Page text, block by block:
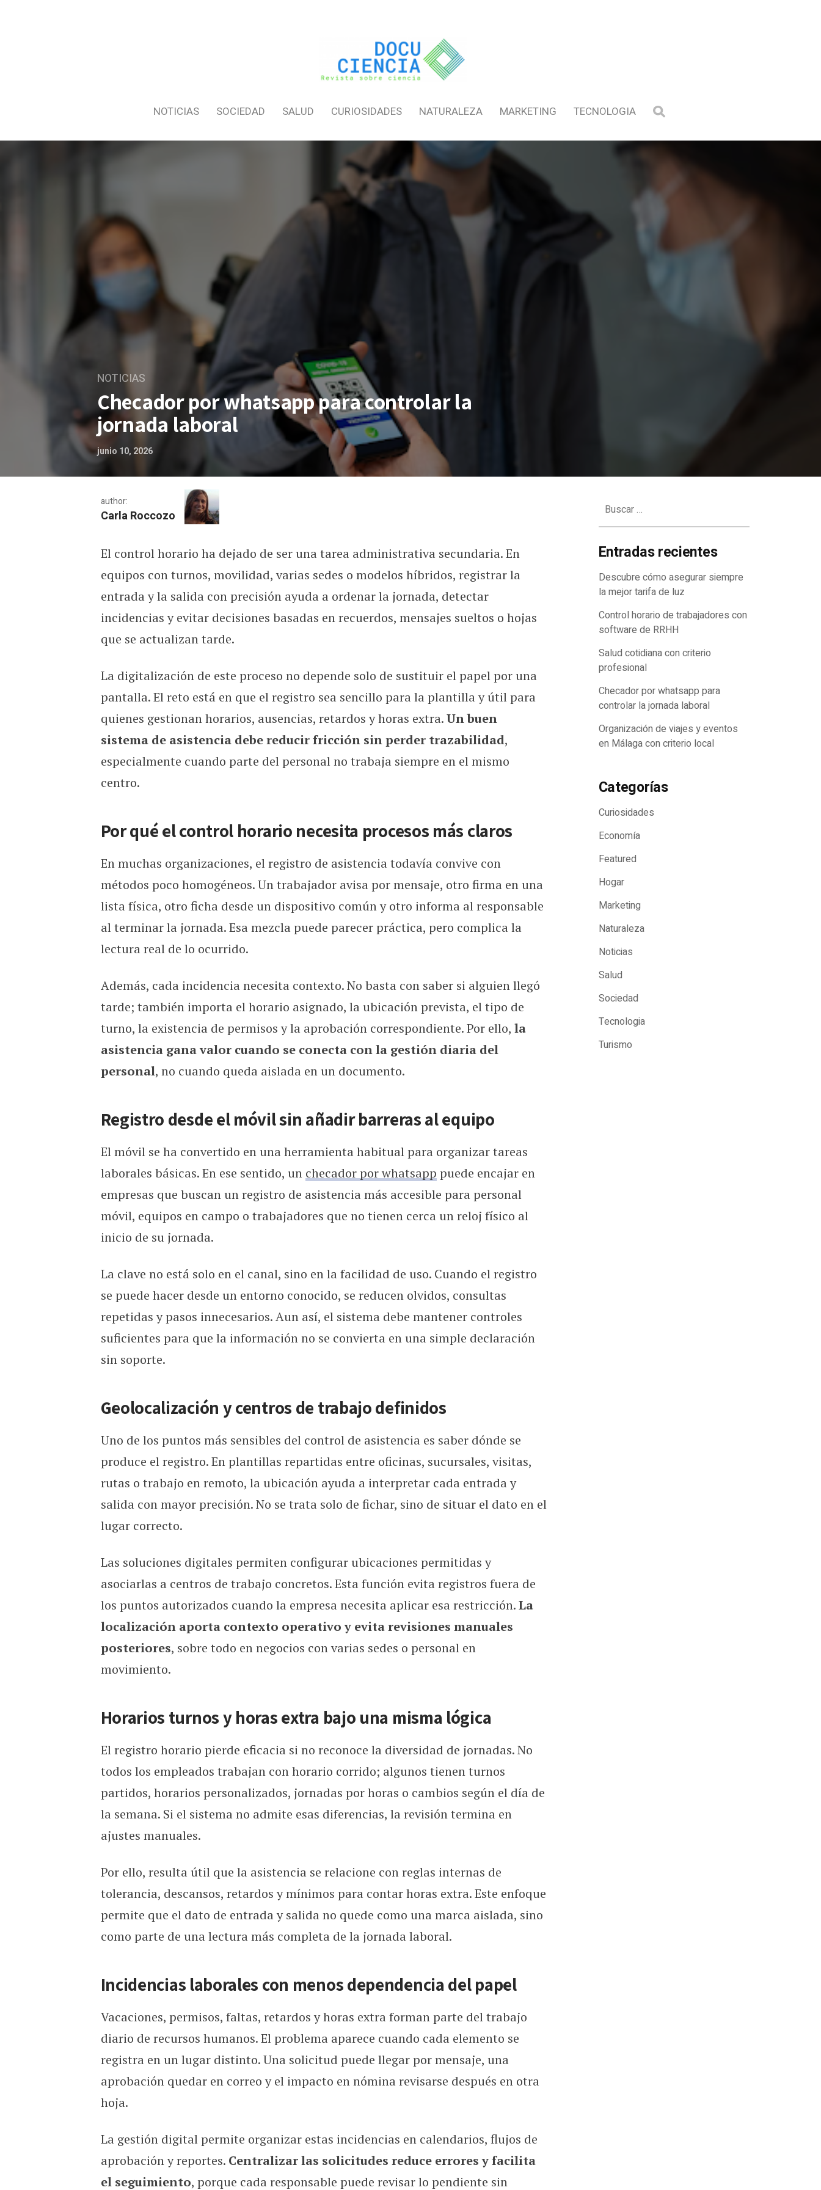
NOTICIAS SOCIEDAD SALUD CURIOSIDADES NATURALEZA MARKETING TECNOLOGIA
NOTICIAS
Checador por whatsapp para controlar la
jornada laboral
junio 10, 2026
author:
Carla Roccozo
Checador por whatsapp para controlar la jornada laboral
El control horario ha dejado de ser una tarea administrativa secundaria. En
equipos con turnos, movilidad, varias sedes o modelos híbridos, registrar la
entrada y la salida con precisión ayuda a ordenar la jornada, detectar
incidencias y evitar decisiones basadas en recuerdos, mensajes sueltos o hojas
que se actualizan tarde.
La digitalización de este proceso no depende solo de sustituir el papel por una
pantalla. El reto está en que el registro sea sencillo para la plantilla y útil para
quienes gestionan horarios, ausencias, retardos y horas extra.Un buen
sistema de asistencia debe reducir fricción sin perder trazabilidad,
especialmente cuando parte del personal no trabaja siempre en el mismo
centro.
Por qué el control horario necesita procesos más claros
En muchas organizaciones, el registro de asistencia todavía convive con
métodos poco homogéneos. Un trabajador avisa por mensaje, otro firma en una
lista física, otro ficha desde un dispositivo común y otro informa al responsable
al terminar la jornada. Esa mezcla puede parecer práctica, pero complica la
lectura real de lo ocurrido.
Además, cada incidencia necesita contexto. No basta con saber si alguien llegó
tarde; también importa el horario asignado, la ubicación prevista, el tipo de
turno, la existencia de permisos y la aprobación correspondiente. Por ello, la
asistencia gana valor cuando se conecta con la gestión diaria del
personal, no cuando queda aislada en un documento.
Registro desde el móvil sin añadir barreras al equipo
El móvil se ha convertido en una herramienta habitual para organizar tareas
laborales básicas. En ese sentido, un checador por whatsapp puede encajar en
empresas que buscan un registro de asistencia más accesible para personal
móvil, equipos en campo o trabajadores que no tienen cerca un reloj físico al
inicio de su jornada.
La clave no está solo en el canal, sino en la facilidad de uso. Cuando el registro
se puede hacer desde un entorno conocido, se reducen olvidos, consultas
repetidas y pasos innecesarios. Aun así, el sistema debe mantener controles
suficientes para que la información no se convierta en una simple declaración
sin soporte.
Geolocalización y centros de trabajo definidos
Uno de los puntos más sensibles del control de asistencia es saber dónde se
produce el registro. En plantillas repartidas entre oficinas, sucursales, visitas,
rutas o trabajo en remoto, la ubicación ayuda a interpretar cada entrada y
salida con mayor precisión. No se trata solo de fichar, sino de situar el dato en el
lugar correcto.
Las soluciones digitales permiten configurar ubicaciones permitidas y
asociarlas a centros de trabajo concretos. Esta función evita registros fuera de
los puntos autorizados cuando la empresa necesita aplicar esa restricción.La
localización aporta contexto operativo y evita revisiones manuales
posteriores, sobre todo en negocios con varias sedes o personal en
movimiento.
Horarios turnos y horas extra bajo una misma lógica
El registro horario pierde eficacia si no reconoce la diversidad de jornadas. No
todos los empleados trabajan con horario corrido; algunos tienen turnos
partidos, horarios personalizados, jornadas por horas o cambios según el día de
la semana. Si el sistema no admite esas diferencias, la revisión termina en
ajustes manuales.
Por ello, resulta útil que la asistencia se relacione con reglas internas de
tolerancia, descansos, retardos y mínimos para contar horas extra. Este enfoque
permite que el dato de entrada y salida no quede como una marca aislada, sino
como parte de una lectura más completa de la jornada laboral.
Incidencias laborales con menos dependencia del papel
Vacaciones, permisos, faltas, retardos y horas extra forman parte del trabajo
diario de recursos humanos. El problema aparece cuando cada elemento se
registra en un lugar distinto. Una solicitud puede llegar por mensaje, una
aprobación quedar en correo y el impacto en nómina revisarse después en otra
hoja.
La gestión digital permite organizar estas incidencias en calendarios, flujos de
aprobación y reportes. Centralizar las solicitudes reduce errores y facilita
el seguimiento, porque cada responsable puede revisar lo pendiente sin
Entradas recientes
Descubre cómo asegurar siempre
la mejor tarifa de luz
Control horario de trabajadores con
software de RRHH
Salud cotidiana con criterio
profesional
Checador por whatsapp para
controlar la jornada laboral
Organización de viajes y eventos
en Málaga con criterio local
Categorías
Curiosidades
Economía
Featured
Hogar
Marketing
Naturaleza
Noticias
Salud
Sociedad
Tecnologia
Turismo